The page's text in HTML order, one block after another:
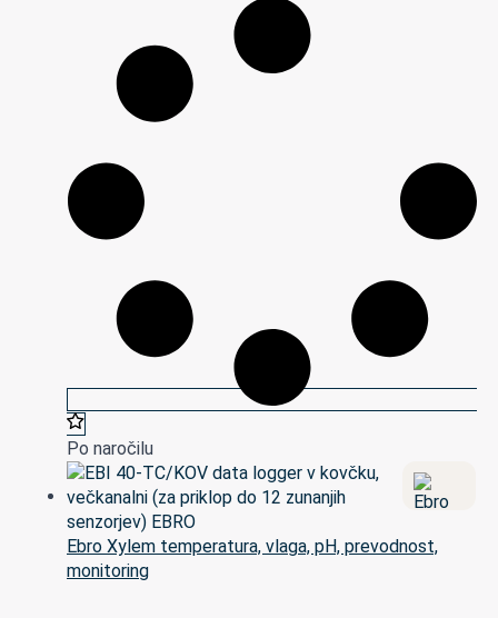
Po naročilu
Ebro Xylem temperatura, vlaga, pH, prevodnost,
monitoring